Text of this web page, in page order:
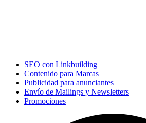
SEO con Linkbuilding
Contenido para Marcas
Publicidad para anunciantes
Envío de Mailings y Newsletters
Promociones